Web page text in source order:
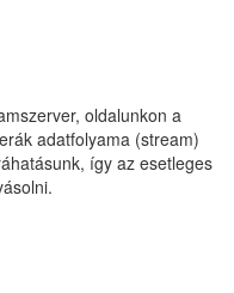
oldalunkon a
adatfolyama (stream)
így az esetleges